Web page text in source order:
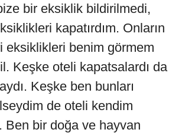
bir eksiklik bildirilmedi,
kapatırdım. Onların
eksiklikleri benim görmem
Keşke oteli kapatsalardı da
Keşke ben bunları
de oteli kendim
Ben bir doğa ve hayvan